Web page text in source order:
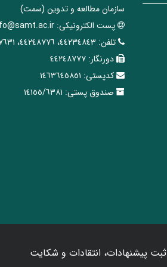
سازمان مطالعه و تدوین‌ (سمت)
پست الکترونیکی:
تلفن: ٤٤٢٣٤٨٤٣، ٤٤٢٤٨٧٧٦، ٤٤٢٤٧٦٣١
دورنگار: ٤٤٢٤٨٧٧٧
کدپستی: ١٤٦٣٦٤٥٨٥١
صندوق پستی: ١٤١٥٥/٦٣٨١
ثبت پیشنهادات، انتقادات و شکایت